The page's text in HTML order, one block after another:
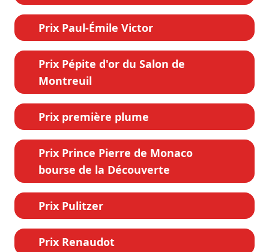
Prix Paul-Émile Victor
Prix Pépite d'or du Salon de
Montreuil
Prix première plume
Prix Prince Pierre de Monaco
bourse de la Découverte
Prix Pulitzer
Prix Renaudot